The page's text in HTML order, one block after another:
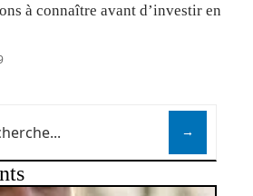
à connaître avant d’investir en